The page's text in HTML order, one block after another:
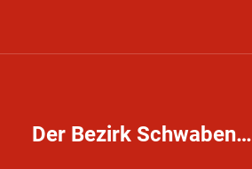
Der Bezirk Schwaben…